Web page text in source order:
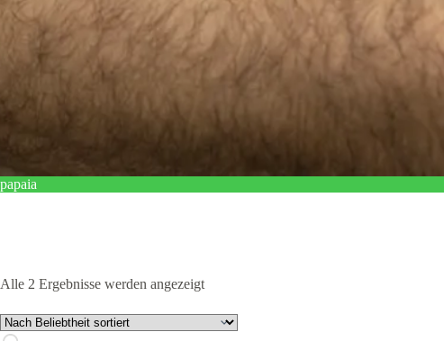
papaia
Alle 2 Ergebnisse werden angezeigtNach
sortiert